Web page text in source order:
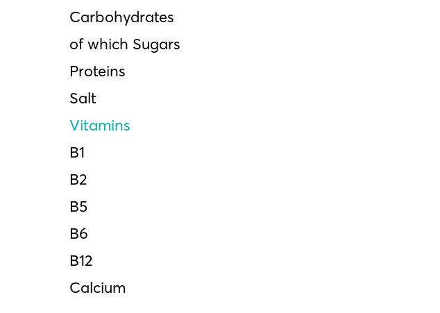
Carbohydrates
of which Sugars
Proteins
Salt
Vitamins
Β1
Β2
Β5
Β6
Β12
Calcium